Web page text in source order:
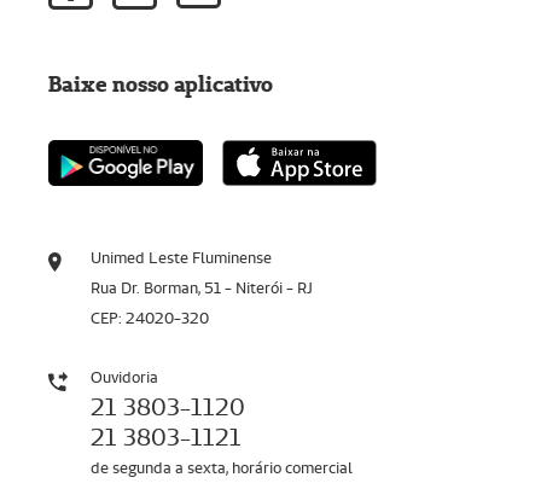
Unimed Leste Fluminense
Rua Dr. Borman, 51 - Niterói - RJ
CEP: 24020-320
Ouvidoria
21 3803-1120
21 3803-1121
de segunda a sexta, horário comercial
Baixe nosso aplicativo